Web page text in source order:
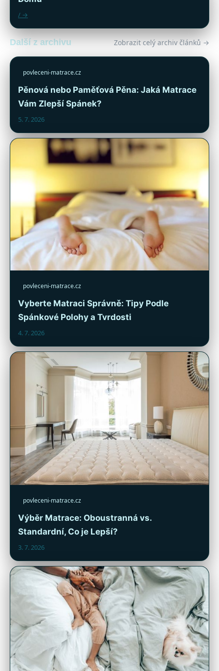
/ →
Další z archivu Zobrazit celý archiv článků →
povleceni-matrace.cz
Pěnová nebo Paměťová Pěna: Jaká Matrace
Vám Zlepší Spánek?
5. 7. 2026
povleceni-matrace.cz
Vyberte Matraci Správně: Tipy Podle
Spánkové Polohy a Tvrdosti
4. 7. 2026
povleceni-matrace.cz
Výběr Matrace: Oboustranná vs.
Standardní, Co je Lepší?
3. 7. 2026